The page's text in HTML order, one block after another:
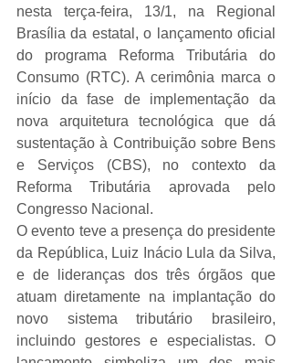
nesta terça-feira, 13/1, na Regional
Brasília da estatal, o lançamento oficial
do programa Reforma Tributária do
Consumo (RTC). A cerimônia marca o
início da fase de implementação da
nova arquitetura tecnológica que dá
sustentação à Contribuição sobre Bens
e Serviços (CBS), no contexto da
Reforma Tributária aprovada pelo
Congresso Nacional.
O evento teve a presença do presidente
da República, Luiz Inácio Lula da Silva,
e de lideranças dos três órgãos que
atuam diretamente na implantação do
novo sistema tributário brasileiro,
incluindo gestores e especialistas. O